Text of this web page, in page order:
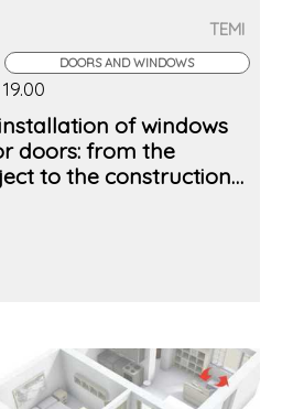
TEMI
DOORS AND WINDOWS
of windows
doors: from the
to the construction